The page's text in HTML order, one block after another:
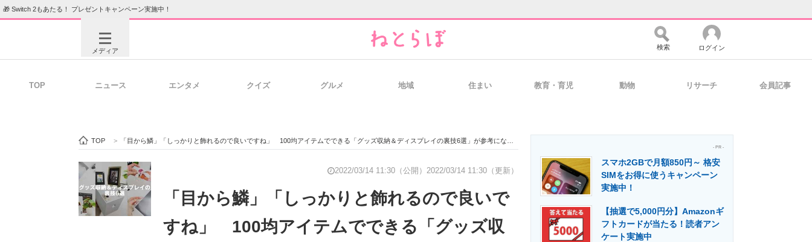
🎁 Switch 2もあたる！ プレゼントキャンペーン実施中！
メディア
ビジネスと働き方のヒント 経営リーダーのコミュニティ マーケ×ITの今がよく分かる
ITエンジニア向け専門サイト 企業向けIT製品の総合サイト IT製品の技術・比較・事例 製造業のIT導入・活用を支援
検索 ログイン
TOP ニュース エンタメ クイズ グルメ 地域 住まい 教育・育児 動物 リサーチ 会員記事
TOP > 「目から鱗」「しっかりと飾れるので良いですね」 100均アイテムでできる「グッズ収納＆ディスプレイの裏技6選」が参考になる
2022/03/14 11:30（公開） 2022/03/14 11:30（更新）
「目から鱗」「しっかりと飾れるので良いで
すね」 100均アイテムでできる「グッズ収
- PR -
スマホ2GBで月額850円～ 格安
SIMをお得に使うキャンペーン
実施中！
【抽選で5,000円分】Amazonギ
フトカードが当たる！読者アン
ケート実施中